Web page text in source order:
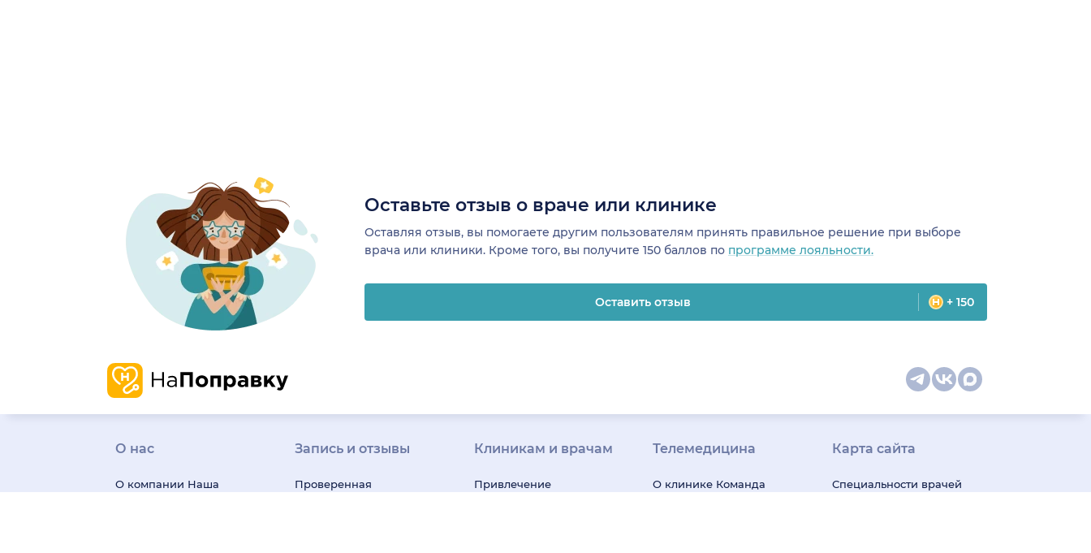
Оставьте отзыв о враче или клинике
Оставляя отзыв, вы помогаете другим пользователям принять правильное решение при выборе
врача или клиники. Кроме того, вы получите 150 баллов по программе лояльности.
Оставить отзыв + 150
О нас
О компании Наша
Запись и отзывы
Проверенная
Клиникам и врачам
Привлечение
Телемедицина
О клинике Команда
Карта сайта
Специальности врачей